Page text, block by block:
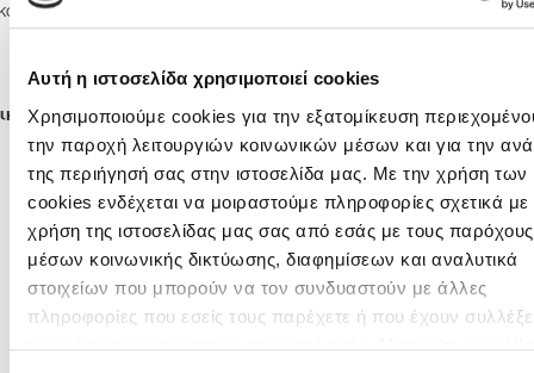
Αυτή η ιστοσελίδα χρησιμοποιεί cookies
Χρησιμοποιούμε cookies για την εξατομίκευση
την παροχή λειτουργιών κοινωνικών μέσων και για την
της περιήγησή σας στην ιστοσελίδα μας. Με την χρήση των
cookies ενδέχεται να μοιραστούμε πληροφορίες σχετικά με
χρήση της ιστοσελίδας μας σας από εσάς με τους παρόχους
μέσων κοινωνικής δικτύωσης, διαφημίσεων και αναλυτικά
στοιχείων που μπορούν να τον συνδυαστούν με άλλες
πληροφορίες που εσείς τους παρέχετε ή που έχουν
ΣΤΑΔΙΟ ΠΑΡΕΚKΛΗΣΙΑΣ
14
Ενδεκάδες
JANE MOONEY MALLORY
ΕΛΕΝΗ ΓΙΑΝΝΟΥ
ΦΙΛΙΠΠΑ ΣΑΒΒΑ
ANN HIGGINS LAINEY
JELENA PRVULOVIC
LILY HUDSON NATASHA
ΜΑΡΙΛΕΝΑ ΓΕΩΡΓΙΟΥ
ΜΑΡΗΛΙΑ ΚΩΝΣΤΑΝΤΙΝΟΥ
MARIE FREDA KRYSTYNA
MICAELA FITIPALDI CORTES
ROSE CUSICK ANDREA
ΧΡΥΣΩ ΜΙΧΑΗΛ
ΧΡΙΣΤΙΝΑ ΚΥΡΙΑΚΙΔΗ
ΛΟΥΚΡΗΤΙΑ ΧΡΥΣΟΣΤΟΜΟΥ
ΒΙΚΤΩΡΙΑ ΜΑΚΠΕΘ ΣΟΦΙΑ
ΑΝΘΗ ΠΑΠΑΚΩΝΣΤΑΝΤΙΝΟΥ
ΕΥΘΑΛΙΑ ΣΙΑΚΑΛΛΗ
KINGA EJZEL